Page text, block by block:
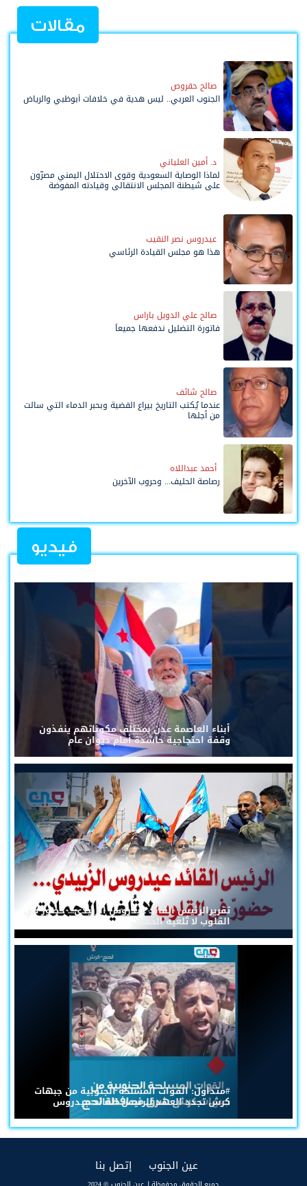
مقالات
صالح حقروص
الجنوب العربي.. ليس هدية في خلافات أبوظبي والرياض
د. أمين العلياني
لماذا الوصاية السعودية وقوى الاحتلال اليمني مصرّون
على شيطنة المجلس الانتقالي وقيادته المفوضة
عيدروس نصر النقيب
هذا هو مجلس القيادة الرئاسي
صالح علي الدويل باراس
فاتورة التضليل ندفعها جميعاً
صالح شائف
عندما يُكتب التاريخ بيراع القضية وبحبر الدماء التي سالت
من أجلها
أحمد عبداللاه
رصاصة الحليف... وحروب الآخرين
فيديو
أبناء العاصمة عدن بمختلف مكوناتهم ينفذون
وقفة احتجاجية حاشدة أمام ديوان عام
تقريرالرئيس القائد عيدروس الزُبيدي... حضورٌ في
القلوب لا تُلغيه الحملات
#متداول: القوات المسلحة الجنوبية من جبهات
كرش تجدد العهد للرئيس القائد عيدروس
عين الجنوب إتصل بنا